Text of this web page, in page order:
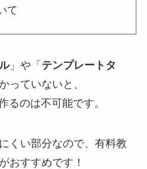
て
」や「 テンプレートタ
っていないと、
るのは不可能です。
くい部分なので、有料教
おすすめです！